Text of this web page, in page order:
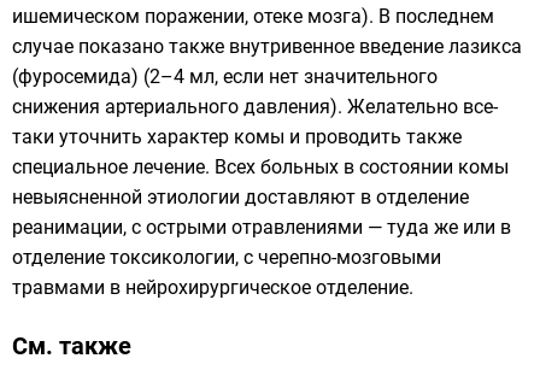
ишемическом поражении, отеке мозга). В последнем
случае показано также внутривенное введение лазикса
(фуросемида) (2–4 мл, если нет значительного
снижения артериального давления). Желательно все-
таки уточнить характер комы и проводить также
специальное лечение. Всех больных в состоянии комы
невыясненной этиологии доставляют в отделение
реанимации, с острыми отравлениями — туда же или в
отделение токсикологии, с черепно-мозговыми
травмами в нейрохирургическое отделение.
См. также